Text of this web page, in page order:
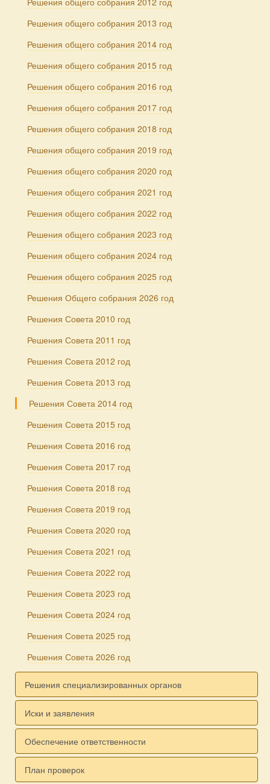
Решения общего собрания 2013 год
Решения общего собрания 2014 год
Решения общего собрания 2015 год
Решения общего собрания 2016 год
Решения общего собрания 2017 год
Решения общего собрания 2018 год
Решения общего собрания 2019 год
Решения общего собрания 2020 год
Решения общего собрания 2021 год
Решения общего собрания 2022 год
Решения общего собрания 2023 год
Решения общего собрания 2024 год
Решения общего собрания 2025 год
Решения Общего собрания 2026 год
Решения Совета 2010 год
Решения Совета 2011 год
Решения Совета 2012 год
Решения Совета 2013 год
Решения Совета 2014 год
Решения Совета 2015 год
Решения Совета 2016 год
Решения Совета 2017 год
Решения Совета 2018 год
Решения Совета 2019 год
Решения Совета 2020 год
Решения Совета 2021 год
Решения Совета 2022 год
Решения Совета 2023 год
Решения Совета 2024 год
Решения Совета 2025 год
Решения Совета 2026 год
Решения специализированных органов
Иски и заявления
Обеспечение ответственности
План проверок